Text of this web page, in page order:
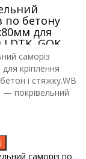
по бетону
для
GOK,
саморіз
кріплення
бетон і стяжку.WB
покрівельний